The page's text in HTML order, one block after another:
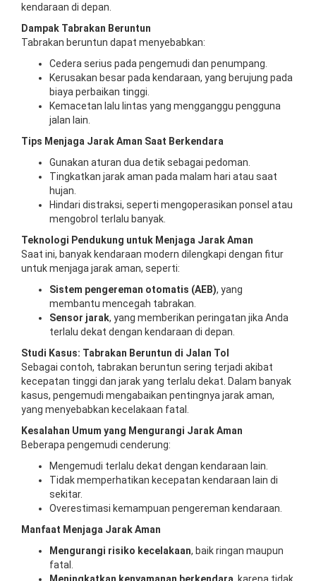
kendaraan di depan.
Dampak Tabrakan Beruntun
Tabrakan beruntun dapat menyebabkan:
Cedera serius pada pengemudi dan penumpang.
Kerusakan besar pada kendaraan, yang berujung pada
biaya perbaikan tinggi.
Kemacetan lalu lintas yang mengganggu pengguna
jalan lain.
Tips Menjaga Jarak Aman Saat Berkendara
Gunakan aturan dua detik sebagai pedoman.
Tingkatkan jarak aman pada malam hari atau saat
hujan.
Hindari distraksi, seperti mengoperasikan ponsel atau
mengobrol terlalu banyak.
Teknologi Pendukung untuk Menjaga Jarak Aman
Saat ini, banyak kendaraan modern dilengkapi dengan fitur
untuk menjaga jarak aman, seperti:
Sistem pengereman otomatis (AEB), yang
membantu mencegah tabrakan.
Sensor jarak, yang memberikan peringatan jika Anda
terlalu dekat dengan kendaraan di depan.
Studi Kasus: Tabrakan Beruntun di Jalan Tol
Sebagai contoh, tabrakan beruntun sering terjadi akibat
kecepatan tinggi dan jarak yang terlalu dekat. Dalam banyak
kasus, pengemudi mengabaikan pentingnya jarak aman,
yang menyebabkan kecelakaan fatal.
Kesalahan Umum yang Mengurangi Jarak Aman
Beberapa pengemudi cenderung:
Mengemudi terlalu dekat dengan kendaraan lain.
Tidak memperhatikan kecepatan kendaraan lain di
sekitar.
Overestimasi kemampuan pengereman kendaraan.
Manfaat Menjaga Jarak Aman
Mengurangi risiko kecelakaan, baik ringan maupun
fatal.
Meningkatkan kenyamanan berkendara , karena tidak